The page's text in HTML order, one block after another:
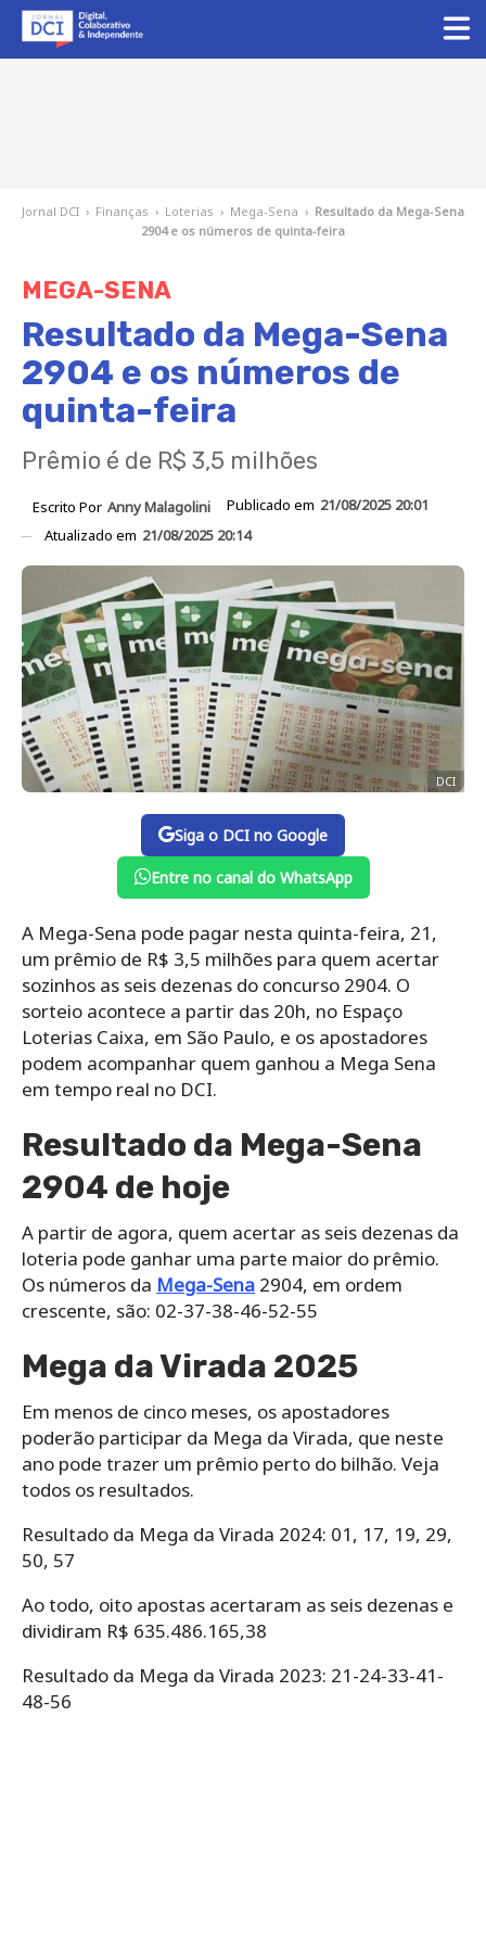
Jornal DCI › Finanças › Loterias › Mega-Sena › Resultado da Mega-Sena
2904 e os números de quinta-feira
MEGA-SENA
Resultado da Mega-Sena
2904 e os números de
quinta-feira
Prêmio é de R$ 3,5 milhões
Escrito Por Anny Malagolini Publicado em 21/08/2025 20:01
Atualizado em 21/08/2025 20:14
DCI
Siga o DCI no Google
Entre no canal do WhatsApp
A Mega-Sena pode pagar nesta quinta-feira, 21,
um prêmio de R$ 3,5 milhões para quem acertar
sozinhos as seis dezenas do concurso 2904. O
sorteio acontece a partir das 20h, no Espaço
Loterias Caixa, em São Paulo, e os apostadores
podem acompanhar quem ganhou a Mega Sena
em tempo real no DCI.
Resultado da Mega-Sena
2904 de hoje
A partir de agora, quem acertar as seis dezenas da
loteria pode ganhar uma parte maior do prêmio.
Os números da Mega-Sena 2904, em ordem
crescente, são: 02-37-38-46-52-55
Mega da Virada 2025
Em menos de cinco meses, os apostadores
poderão participar da Mega da Virada, que neste
ano pode trazer um prêmio perto do bilhão. Veja
todos os resultados.
Resultado da Mega da Virada 2024: 01, 17, 19, 29,
50, 57
Ao todo, oito apostas acertaram as seis dezenas e
dividiram R$ 635.486.165,38
Resultado da Mega da Virada 2023: 21-24-33-41-
48-56